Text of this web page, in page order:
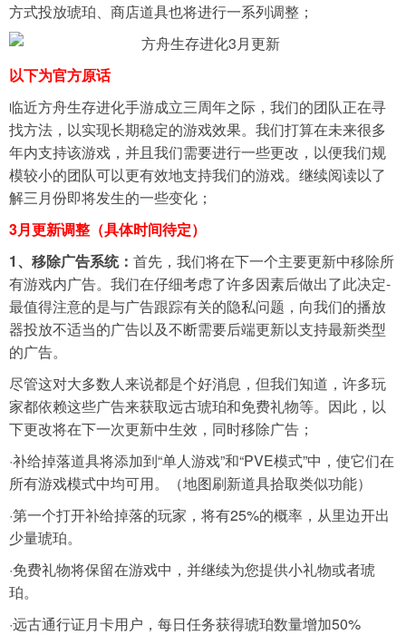
方式投放琥珀、商店道具也将进行一系列调整；
以下为官方原话
临近方舟生存进化手游成立三周年之际，我们的团队正在寻
找方法，以实现长期稳定的游戏效果。我们打算在未来很多
年内支持该游戏，并且我们需要进行一些更改，以便我们规
模较小的团队可以更有效地支持我们的游戏。继续阅读以了
解三月份即将发生的一些变化；
3月更新调整（具体时间待定）
1、移除广告系统： 首先，我们将在下一个主要更新中移除所
有游戏内广告。我们在仔细考虑了许多因素后做出了此决定-
最值得注意的是与广告跟踪有关的隐私问题，向我们的播放
器投放不适当的广告以及不断需要后端更新以支持最新类型
的广告。
尽管这对大多数人来说都是个好消息，但我们知道，许多玩
家都依赖这些广告来获取远古琥珀和免费礼物等。因此，以
下更改将在下一次更新中生效，同时移除广告；
·补给掉落道具将添加到“单人游戏”和“PVE模式”中，使它们在
所有游戏模式中均可用。（地图刷新道具拾取类似功能）
·第一个打开补给掉落的玩家，将有25%的概率，从里边开出
少量琥珀。
·免费礼物将保留在游戏中，并继续为您提供小礼物或者琥
珀。
·远古通行证月卡用户，每日任务获得琥珀数量增加50%